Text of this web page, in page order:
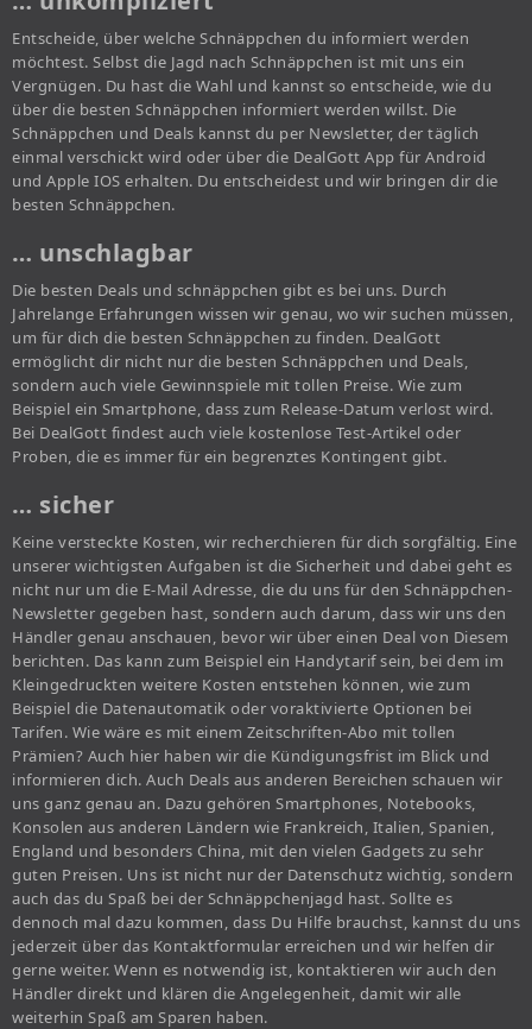
Entscheide, über welche Schnäppchen du informiert werden
möchtest. Selbst die Jagd nach Schnäppchen ist mit uns ein
Vergnügen. Du hast die Wahl und kannst so entscheide, wie du
über die besten Schnäppchen informiert werden willst. Die
Schnäppchen und Deals kannst du per Newsletter, der täglich
einmal verschickt wird oder über die DealGott App für Android
und Apple IOS erhalten. Du entscheidest und wir bringen dir die
besten Schnäppchen.
… unschlagbar
Die besten Deals und schnäppchen gibt es bei uns. Durch
Jahrelange Erfahrungen wissen wir genau, wo wir suchen müssen,
um für dich die besten Schnäppchen zu finden. DealGott
ermöglicht dir nicht nur die besten Schnäppchen und Deals,
sondern auch viele Gewinnspiele mit tollen Preise. Wie zum
Beispiel ein Smartphone, dass zum Release-Datum verlost wird.
Bei DealGott findest auch viele kostenlose Test-Artikel oder
Proben, die es immer für ein begrenztes Kontingent gibt.
… sicher
Keine versteckte Kosten, wir recherchieren für dich sorgfältig. Eine
unserer wichtigsten Aufgaben ist die Sicherheit und dabei geht es
nicht nur um die E-Mail Adresse, die du uns für den Schnäppchen-
Newsletter gegeben hast, sondern auch darum, dass wir uns den
Händler genau anschauen, bevor wir über einen Deal von Diesem
berichten. Das kann zum Beispiel ein Handytarif sein, bei dem im
Kleingedruckten weitere Kosten entstehen können, wie zum
Beispiel die Datenautomatik oder voraktivierte Optionen bei
Tarifen. Wie wäre es mit einem Zeitschriften-Abo mit tollen
Prämien? Auch hier haben wir die Kündigungsfrist im Blick und
informieren dich. Auch Deals aus anderen Bereichen schauen wir
uns ganz genau an. Dazu gehören Smartphones, Notebooks,
Konsolen aus anderen Ländern wie Frankreich, Italien, Spanien,
England und besonders China, mit den vielen Gadgets zu sehr
guten Preisen. Uns ist nicht nur der Datenschutz wichtig, sondern
auch das du Spaß bei der Schnäppchenjagd hast. Sollte es
dennoch mal dazu kommen, dass Du Hilfe brauchst, kannst du uns
jederzeit über das Kontaktformular erreichen und wir helfen dir
gerne weiter. Wenn es notwendig ist, kontaktieren wir auch den
Händler direkt und klären die Angelegenheit, damit wir alle
weiterhin Spaß am Sparen haben.